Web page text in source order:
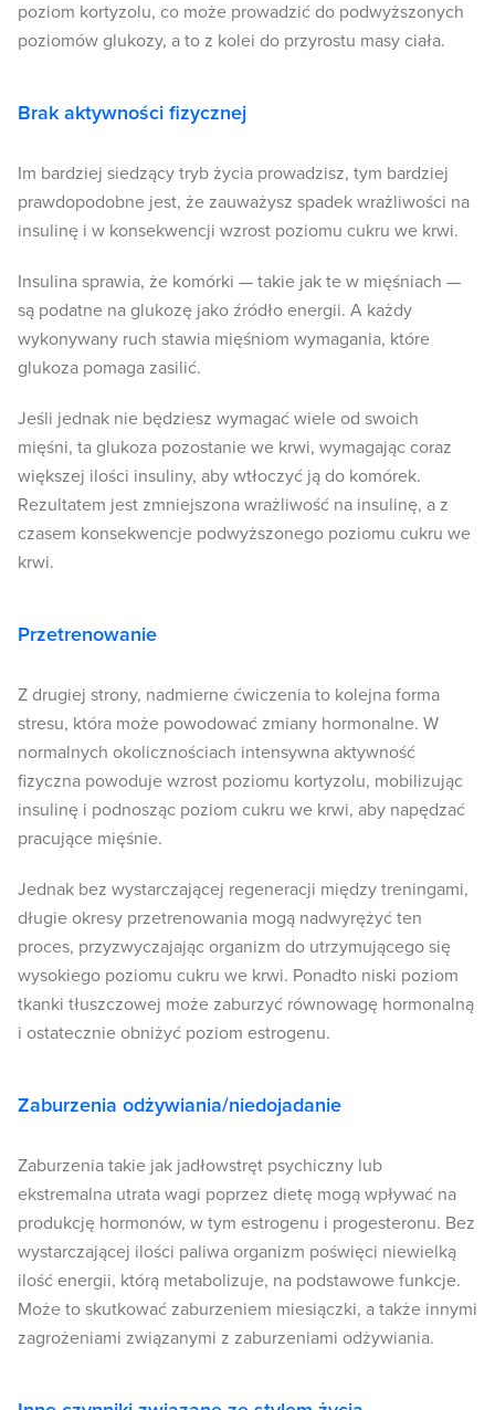
poziom kortyzolu, co może prowadzić do podwyższonych
poziomów glukozy, a to z kolei do przyrostu masy ciała.
Brak aktywności fizycznej
Im bardziej siedzący tryb życia prowadzisz, tym bardziej
prawdopodobne jest, że zauważysz spadek wrażliwości na
insulinę i w konsekwencji wzrost poziomu cukru we krwi.
Insulina sprawia, że ​​komórki — takie jak te w mięśniach —
są podatne na glukozę jako źródło energii. A każdy
wykonywany ruch stawia mięśniom wymagania, które
glukoza pomaga zasilić.
Jeśli jednak nie będziesz wymagać wiele od swoich
mięśni, ta glukoza pozostanie we krwi, wymagając coraz
większej ilości insuliny, aby wtłoczyć ją do komórek.
Rezultatem jest zmniejszona wrażliwość na insulinę, a z
czasem konsekwencje podwyższonego poziomu cukru we
krwi.
Przetrenowanie
Z drugiej strony, nadmierne ćwiczenia to kolejna forma
stresu, która może powodować zmiany hormonalne. W
normalnych okolicznościach intensywna aktywność
fizyczna powoduje wzrost poziomu kortyzolu, mobilizując
insulinę i podnosząc poziom cukru we krwi, aby napędzać
pracujące mięśnie.
Jednak bez wystarczającej regeneracji między treningami,
długie okresy przetrenowania mogą nadwyrężyć ten
proces, przyzwyczajając organizm do utrzymującego się
wysokiego poziomu cukru we krwi. Ponadto niski poziom
tkanki tłuszczowej może zaburzyć równowagę hormonalną
i ostatecznie obniżyć poziom estrogenu.
Zaburzenia odżywiania/niedojadanie
Zaburzenia takie jak jadłowstręt psychiczny lub
ekstremalna utrata wagi poprzez dietę mogą wpływać na
produkcję hormonów, w tym estrogenu i progesteronu. Bez
wystarczającej ilości paliwa organizm poświęci niewielką
ilość energii, którą metabolizuje, na podstawowe funkcje.
Może to skutkować zaburzeniem miesiączki, a także innymi
zagrożeniami związanymi z zaburzeniami odżywiania.